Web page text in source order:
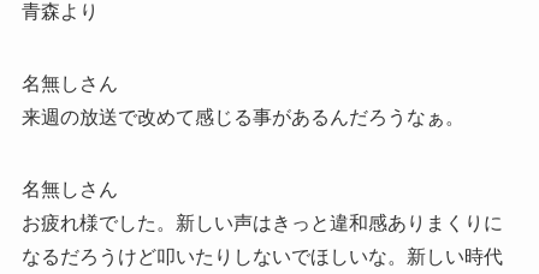
青森より
名無しさん
来週の放送で改めて感じる事があるんだろうなぁ。
名無しさん
お疲れ様でした。新しい声はきっと違和感ありまくりに
なるだろうけど叩いたりしないでほしいな。新しい時代